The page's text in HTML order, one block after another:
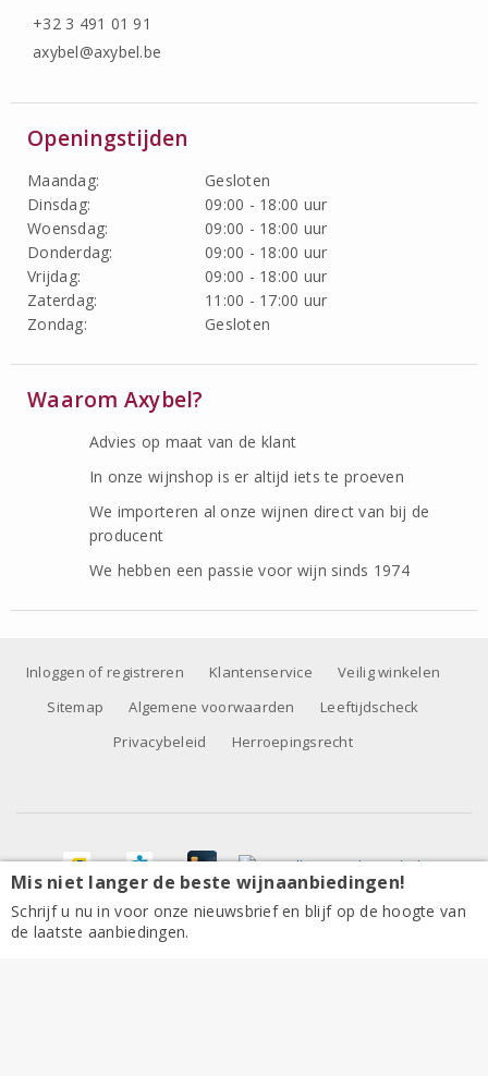
+32 3 491 01 91
axybel@axybel.be
Openingstijden
Maandag:
Gesloten
Dinsdag:
09:00 - 18:00 uur
Woensdag:
09:00 - 18:00 uur
Donderdag:
09:00 - 18:00 uur
Vrijdag:
09:00 - 18:00 uur
Zaterdag:
11:00 - 17:00 uur
Zondag:
Gesloten
Waarom Axybel?
Advies op maat van de klant
In onze wijnshop is er altijd iets te proeven
We importeren al onze wijnen direct van bij de
producent
We hebben een passie voor wijn sinds 1974
Inloggen of registreren Klantenservice
Veilig winkelen
Sitemap
Algemene voorwaarden
Leeftijdscheck
Privacybeleid
Herroepingsrecht
Mis niet langer de beste wijnaanbiedingen!
Schrijf u nu in voor onze nieuwsbrief en blijf op de hoogte van
de laatste aanbiedingen.